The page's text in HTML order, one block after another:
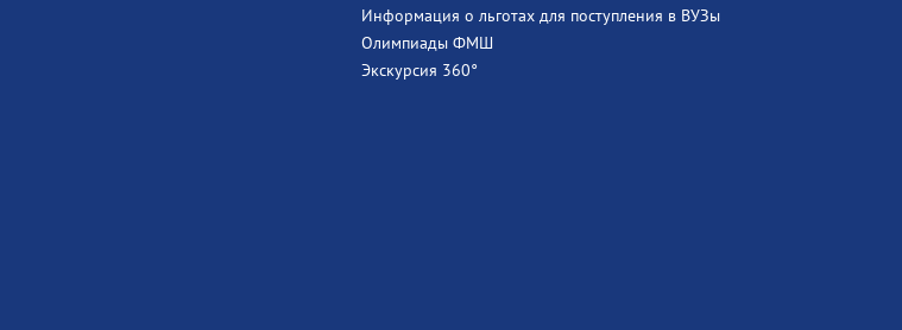
Информация о льготах для поступления в ВУЗы
Олимпиады ФМШ
Экскурсия 360°